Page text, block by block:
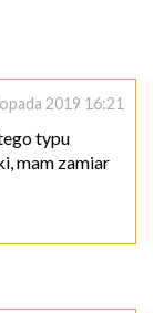
2019 16:21
typu
mam zamiar